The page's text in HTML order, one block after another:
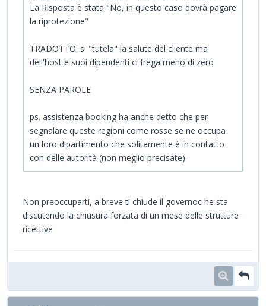
La Risposta è stata "No, in questo caso dovrà pagare
la riprotezione"
TRADOTTO: si "tutela" la salute del cliente ma
dell'host e suoi dipendenti ci frega meno di zero
SENZA PAROLE
ps. assistenza booking ha anche detto che per
segnalare queste regioni come rosse se ne occupa
un loro dipartimento che solitamente è in contatto
con delle autorità (non meglio precisate).
Non preoccuparti, a breve ti chiude il governoc he sta
discutendo la chiusura forzata di un mese delle strutture
ricettive